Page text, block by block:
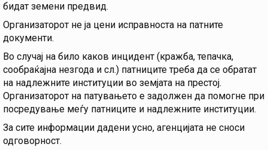
бидат земени предвид.
Организаторот не ја цени исправноста на патните
документи.
Во случај на било каков инцидент (кражба, тепачка,
сообраќајна незгода и сл.) патниците треба да се обратат
на надлежните институции во земјата на престој.
Организаторот на патувањето е задолжен да помогне при
посредување меѓу патниците и надлежните институции.
За сите информации дадени усно, агенцијата не сноси
одговорност.